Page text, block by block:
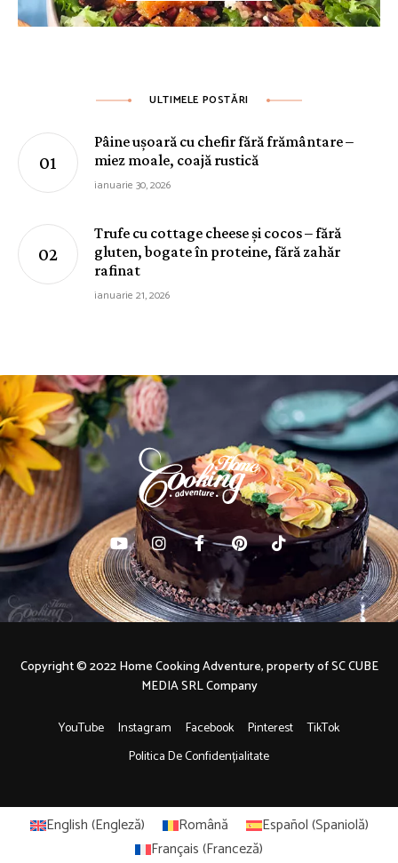
ULTIMELE POSTĂRI
Pâine ușoară cu chefir fără frământare –
miez moale, coajă rustică
ianuarie 30, 2026
Trufe cu cottage cheese și cocos – fără
gluten, bogate în proteine, fără zahăr
rafinat
ianuarie 21, 2026
YouTube Instagram Facebook Pinterest
TikTok
Politica De Confidențialitate
Copyright © 2022 Home Cooking Adventure, property of SC CUBE
MEDIA SRL Company
English(Engleză) Română Español(Spaniolă)
Français(Franceză)